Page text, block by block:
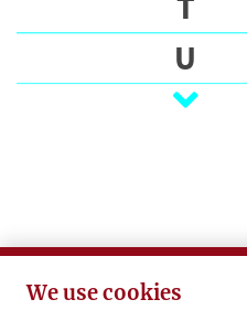
U
V
Ż
We use cookies